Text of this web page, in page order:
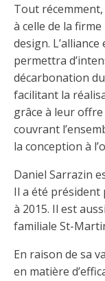
Tout
à celle de la
design.
permettra
décarbonation
facilitant la
grâce à leur
couvrant
la conception à
Daniel Sarrazin
Il a été président
à 2015. Il est
familiale St-
En raison de sa
en matière